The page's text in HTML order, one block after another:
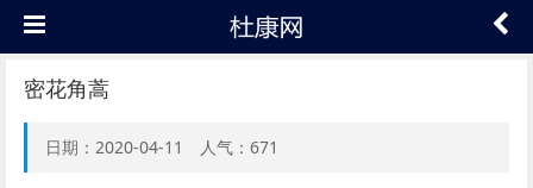
密花角蒿
日期：2020-04-11 人气：671